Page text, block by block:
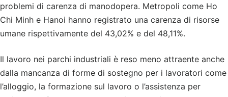
problemi di carenza di manodopera. Metropoli come Ho
Chi Minh e Hanoi hanno registrato una carenza di risorse
umane rispettivamente del 43,02% e del 48,11%.
Il lavoro nei parchi industriali è reso meno attraente anche
dalla mancanza di forme di sostegno per i lavoratori come
l’alloggio, la formazione sul lavoro o l’assistenza per